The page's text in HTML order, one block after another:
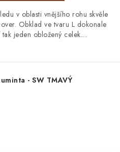
v oblasti vnějšího rohu skvěle
Obklad ve tvaru L dokonale
jeden obložený celek....
- SW TMAVÝ